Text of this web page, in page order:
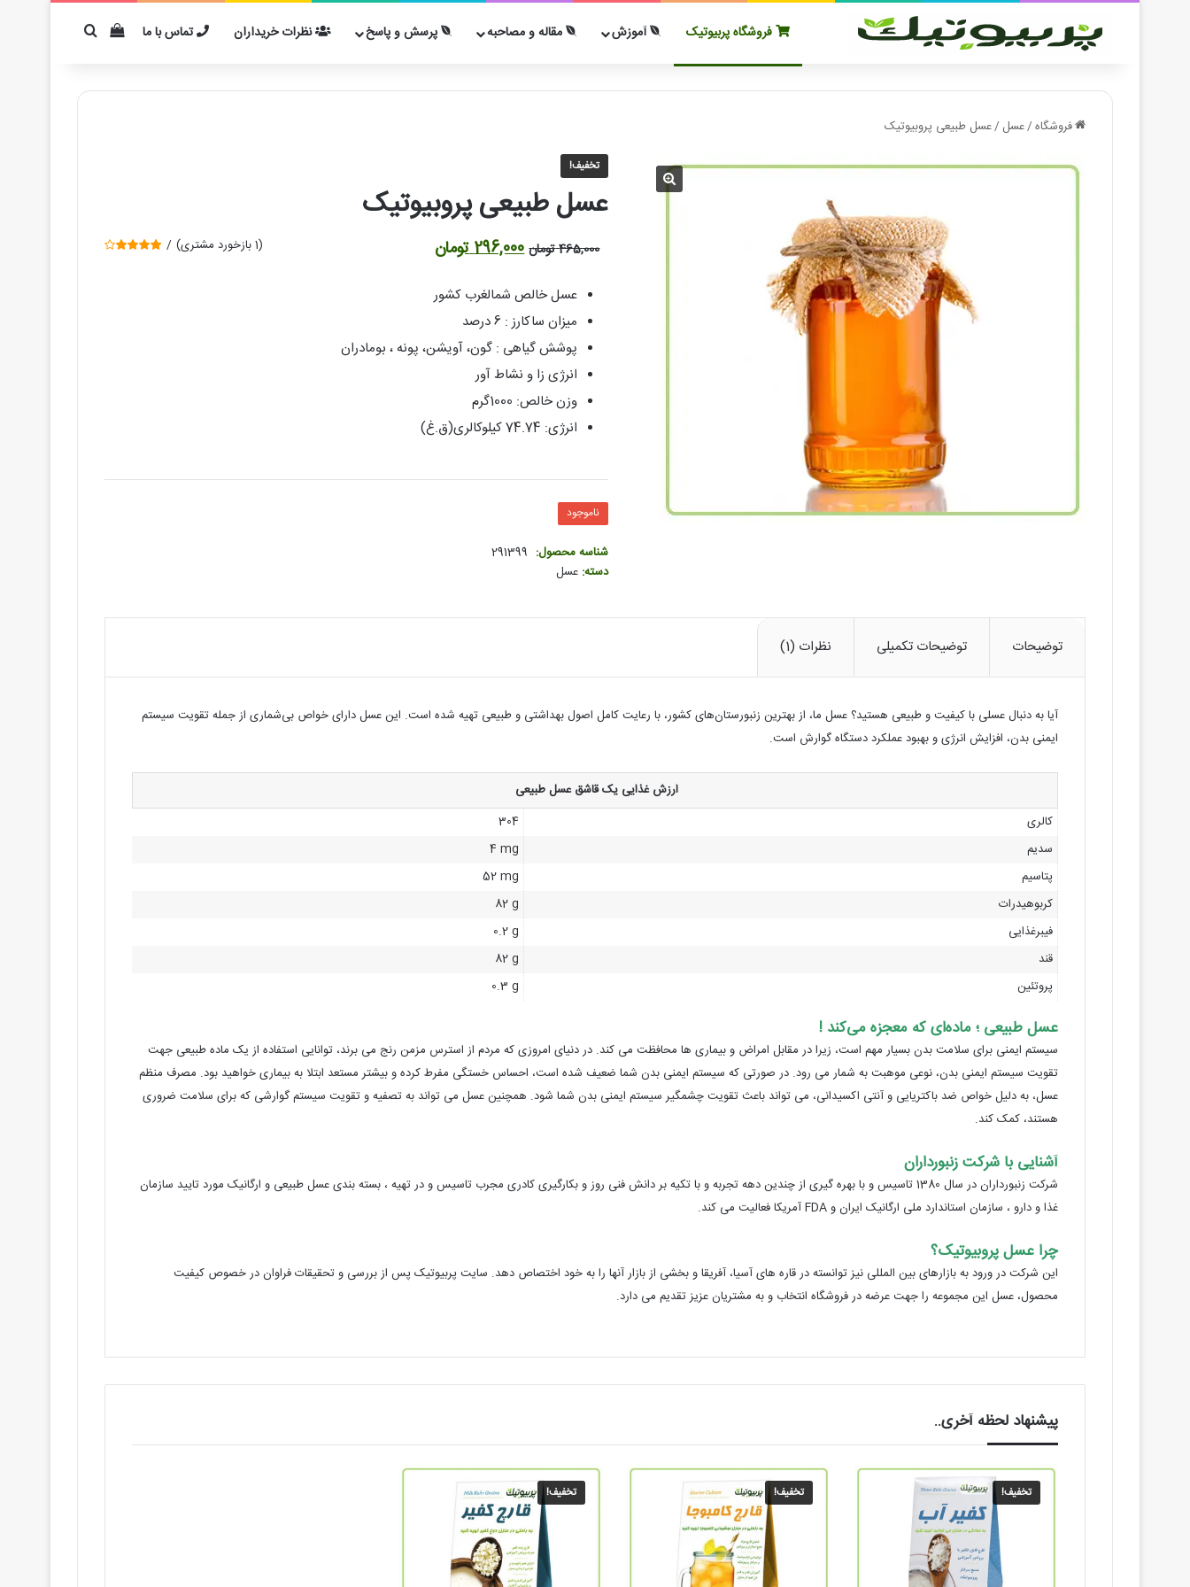
فروشگاه پربیوتیک آموزش مقاله و مصاحبه پرسش و پاسخ نظرات خریداران تماس با ما دیدن سبد خرید
برای مثال: کفیر
فروشگاه/عسل /عسل طبیعی پروبیوتیک
تخفیف!
عسل طبیعی پروبیوتیک
(
1بازخورد مشتری) 465,000تومانقیمت
465,000 تومان
بود.
296,000تومانقیمت
عسل خالص شمالغرب کشور
میزان ساکارز : 6 درصد
پوشش گیاهی : گون، آویشن، پونه ، بومادران
انرژی زا و نشاط آور
وزن خالص: 1000گرم
انرژی: 74.74 کیلوکالری(ق.غ)
ناموجود
شناسه محصول: 291399
دسته: عسل
توضیحات توضیحات تکمیلی نظرات (1)
آیا به دنبال عسلی با کیفیت و طبیعی هستید؟ عسل ما، از بهترین زنبورستان‌های کشور، با رعایت کامل اصول بهداشتی و طبیعی تهیه شده است. این عسل دارای خواص بی‌شماری از جمله تقویت سیستم
ایمنی بدن، افزایش انرژی و بهبود عملکرد دستگاه گوارش است.
ارزش غذایی یک قاشق عسل طبیعی
کالری
304
سدیم
4 mg
پتاسیم
52 mg
کربوهیدرات
82 g
فیبرغذایی
0.2 g
قند
82 g
پروتئین
0.3 g
عسل طبیعی ؛ ماده‌ای که معجزه می‌کند !
سیستم ایمنی برای سلامت بدن بسیار مهم است، زیرا در مقابل امراض و بیماری‌ ها محافظت می‌ کند. در دنیای امروزی که مردم از استرس مزمن رنج می‌ برند، توانایی استفاده از یک ماده طبیعی جهت
تقویت سیستم ایمنی بدن، نوعی موهبت به شمار می‌ رود. در صورتی که سیستم ایمنی بدن شما ضعیف شده است، احساس خستگی مفرط کرده و بیشتر مستعد ابتلا به بیماری خواهید بود. مصرف منظم
عسل، به دلیل خواص ضد باکتریایی و آنتی‌ اکسیدانی، می‌ تواند باعث تقویت چشمگیر سیستم ایمنی بدن شما شود. همچنین عسل می‌ تواند به تصفیه و تقویت سیستم گوارشی که برای سلامت ضروری
هستند، کمک کند.
آشنایی با شرکت زنبورداران
شرکت زنبورداران در سال 1380 تاسیس و با بهره گیری از چندین دهه تجربه و با تکیه بر دانش فنی روز و بکارگیری کادری مجرب تاسیس و در تهیه ، بسته بندی عسل طبیعی و ارگانیک مورد تایید سازمان
غذا و دارو ، سازمان استاندارد ملی ارگانیک ایران و FDA آمریکا فعالیت می کند.
چرا عسل پروبیوتیک؟
این شرکت در ورود به بازارهای بین المللی نیز توانسته در قاره های آسیا، آفریقا و بخشی از بازار آنها را به خود اختصاص دهد. سایت پربیوتیک پس از بررسی و تحقیقات فراوان در خصوص کیفیت
محصول، عسل این مجموعه را جهت عرضه در فروشگاه انتخاب و به مشتریان عزیز تقدیم می دارد.
پیشنهاد لحظه آخری..
تخفیف! تخفیف! تخفیف!